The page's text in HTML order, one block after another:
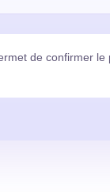
de confirmer